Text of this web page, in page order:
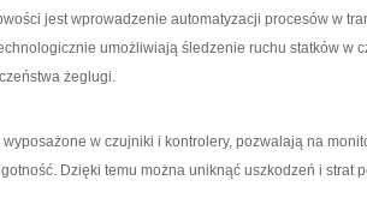
jest wprowadzenie automatyzacji procesów w
umożliwiają śledzenie ruchu statków w
żeglugi.
wyposażone w czujniki i kontrolery, pozwalają na‍
Dzięki ⁣temu można uniknąć uszkodzeń i strat